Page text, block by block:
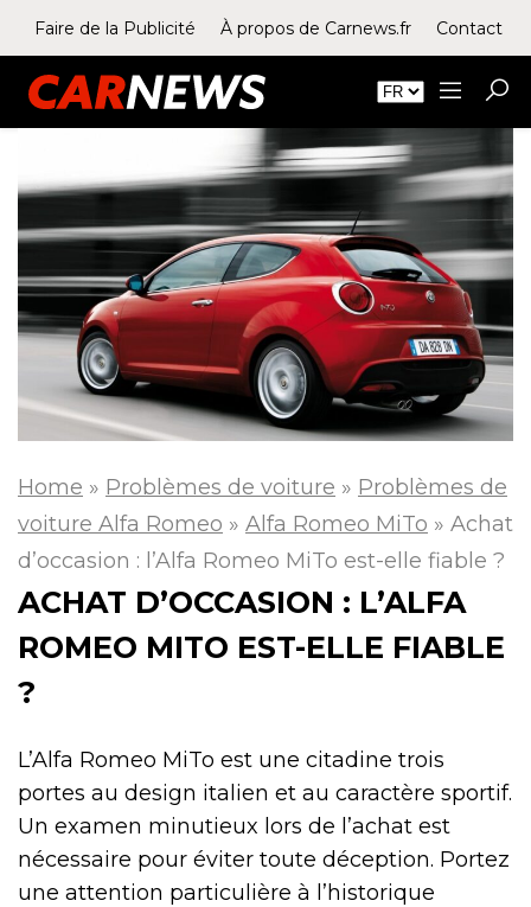
Faire de la Publicité À propos de Carnews.fr Contact
Home » Problèmes de voiture » Problèmes de
voiture Alfa Romeo » Alfa Romeo MiTo » Achat
d’occasion : l’Alfa Romeo MiTo est-elle fiable ?
ACHAT D’OCCASION : L’ALFA
ROMEO MITO EST-ELLE FIABLE
?
L’Alfa Romeo MiTo est une citadine trois
portes au design italien et au caractère sportif.
Un examen minutieux lors de l’achat est
nécessaire pour éviter toute déception. Portez
une attention particulière à l’historique